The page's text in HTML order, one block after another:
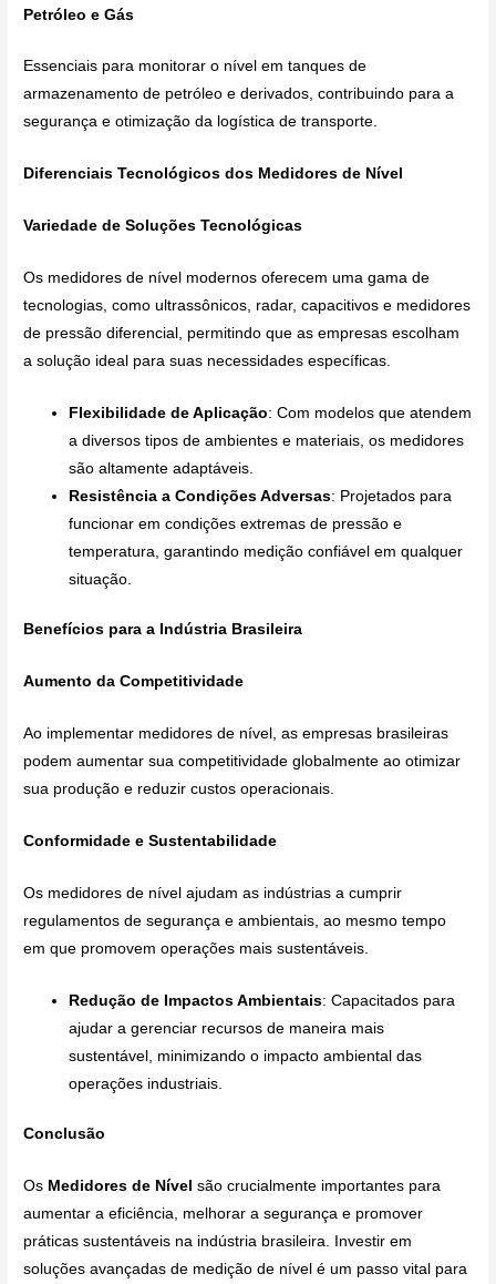
Petróleo e Gás
Essenciais para monitorar o nível em tanques de
armazenamento de petróleo e derivados, contribuindo para a
segurança e otimização da logística de transporte.
Diferenciais Tecnológicos dos Medidores de Nível
Variedade de Soluções Tecnológicas
Os medidores de nível modernos oferecem uma gama de
tecnologias, como ultrassônicos, radar, capacitivos e medidores
de pressão diferencial, permitindo que as empresas escolham
a solução ideal para suas necessidades específicas.
Flexibilidade de Aplicação: Com modelos que atendem
a diversos tipos de ambientes e materiais, os medidores
são altamente adaptáveis.
Resistência a Condições Adversas: Projetados para
funcionar em condições extremas de pressão e
temperatura, garantindo medição confiável em qualquer
situação.
Benefícios para a Indústria Brasileira
Aumento da Competitividade
Ao implementar medidores de nível, as empresas brasileiras
podem aumentar sua competitividade globalmente ao otimizar
sua produção e reduzir custos operacionais.
Conformidade e Sustentabilidade
Os medidores de nível ajudam as indústrias a cumprir
regulamentos de segurança e ambientais, ao mesmo tempo
em que promovem operações mais sustentáveis.
Redução de Impactos Ambientais: Capacitados para
ajudar a gerenciar recursos de maneira mais
sustentável, minimizando o impacto ambiental das
operações industriais.
Conclusão
Os Medidores de Nível são crucialmente importantes para
aumentar a eficiência, melhorar a segurança e promover
práticas sustentáveis na indústria brasileira. Investir em
soluções avançadas de medição de nível é um passo vital para